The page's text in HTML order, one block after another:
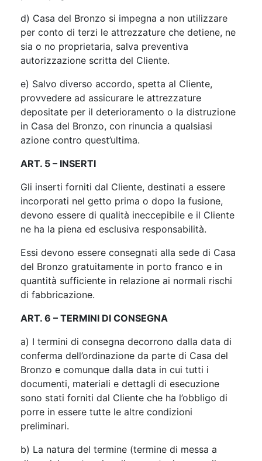
d) Casa del Bronzo si impegna a non utilizzare
per conto di terzi le attrezzature che detiene, ne
sia o no proprietaria, salva preventiva
autorizzazione scritta del Cliente.
e) Salvo diverso accordo, spetta al Cliente,
provvedere ad assicurare le attrezzature
depositate per il deterioramento o la distruzione
in Casa del Bronzo, con rinuncia a qualsiasi
azione contro quest’ultima.
ART. 5 – INSERTI
Gli inserti forniti dal Cliente, destinati a essere
incorporati nel getto prima o dopo la fusione,
devono essere di qualità ineccepibile e il Cliente
ne ha la piena ed esclusiva responsabilità.
Essi devono essere consegnati alla sede di Casa
del Bronzo gratuitamente in porto franco e in
quantità sufficiente in relazione ai normali rischi
di fabbricazione.
ART. 6 – TERMINI DI CONSEGNA
a) I termini di consegna decorrono dalla data di
conferma dell’ordinazione da parte di Casa del
Bronzo e comunque dalla data in cui tutti i
documenti, materiali e dettagli di esecuzione
sono stati forniti dal Cliente che ha l’obbligo di
porre in essere tutte le altre condizioni
preliminari.
b) La natura del termine (termine di messa a